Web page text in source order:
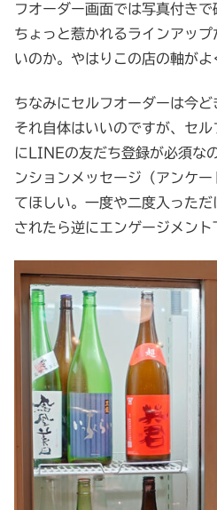
フオーダー画面では写真付きで
ちょっと惹かれるラインアッ
いのか。やはりこの店の軸がよ
ちなみにセルフオーダーは今
それ自体はいいのですが、セ
にLINEの友だち登録が必須な
ンションメッセージ（アンケ
てほしい。一度や二度入った
されたら逆にエンゲージメント